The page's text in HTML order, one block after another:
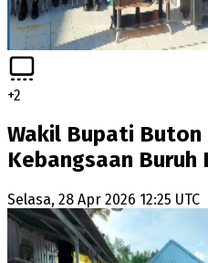
+2
Wakil Bupati Buton
Kebangsaan Buruh
Selasa, 28 Apr 2026 12:25 UTC